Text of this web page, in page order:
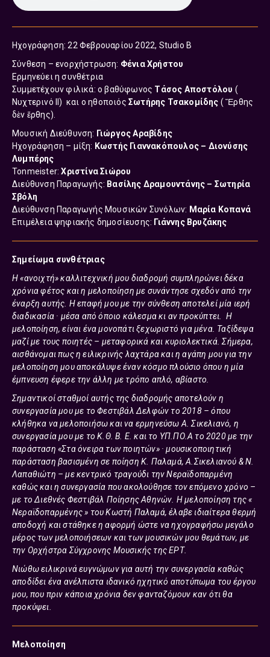
Ηχογράφηση: 22 Φεβρουαρίου 2022, Studio Β
Σύνθεση – ενορχήστρωση: Φένια Χρήστου
Ερμηνεύει η συνθέτρια
Συμμετέχουν φιλικά: o βαθύφωνος Τάσος Αποστόλου (
Νυχτερινό ΙΙ) και ο ηθοποιός Σωτήρης Τσακομίδης ( Ἔρθης
δὲν ἔρθης).
Μουσική Διεύθυνση: Γιώργος Αραβίδης
Ηχογράφηση – μίξη: Κωστής Γιαννακόπουλος – Διονύσης
Λυμπέρης
Tonmeister: Χριστίνα Σιώρου
Διεύθυνση Παραγωγής: Βασίλης Δραμουντάνης – Σωτηρία
Σβόλη
Διεύθυνση Παραγωγής Μουσικών Συνόλων: Μαρία Κοπανά
Επιμέλεια ψηφιακής δημοσίευσης: Γιάννης Βρυζάκης
Σημείωμα συνθέτριας
Η «ανοιχτή» καλλιτεχνική μου διαδρομή συμπληρώνει δέκα
χρόνια φέτος και η μελοποίηση με συνάντησε σχεδόν από την
έναρξη αυτής. Η επαφή μου με την σύνθεση αποτελεί μία ιερή
διαδικασία · μέσα από όποιο κάλεσμα κι αν προκύπτει. Η
μελοποίηση, είναι ένα μονοπάτι ξεχωριστό για μένα. Ταξίδεψα
μαζί με τους ποιητές – μεταφορικά και κυριολεκτικά. Σήμερα,
αισθάνομαι πως η ειλικρινής λαχτάρα και η αγάπη μου για την
μελοποίηση μου αποκάλυψε έναν κόσμο πλούσιο όπου η μία
έμπνευση έφερε την άλλη με τρόπο απλό, αβίαστο.
Σημαντικοί σταθμοί αυτής της διαδρομής αποτελούν η
συνεργασία μου με το Φεστιβάλ Δελφών το 2018 – όπου
κλήθηκα να μελοποιήσω και να ερμηνεύσω Α. Σικελιανό, η
συνεργασία μου με το Κ.Θ. Β. Ε. και το ΥΠ.ΠΟ.Α το 2020 με την
παράσταση «Στα όνειρα των ποιητών» · μουσικοποιητική
παράσταση βασισμένη σε ποίηση Κ. Παλαμά, Α.Σικελιανού & Ν.
Λαπαθιώτη – με κεντρικό τραγούδι τηνΝεραϊδοπαρμένη
καθώς και η συνεργασία που ακολούθησε τον επόμενο χρόνο –
με το Διεθνές Φεστιβάλ Ποίησης Αθηνών. Η μελοποίηση της «
Νεραϊδοπαρμένης » του Κωστή Παλαμά, έλαβε ιδιαίτερα θερμή
αποδοχή και στάθηκε η αφορμή ώστε να ηχογραφήσω μεγάλο
μέρος των μελοποιήσεων και των μουσικών μου θεμάτων, με
την Ορχήστρα Σύγχρονης Μουσικής της ΕΡΤ.
Νιώθω ειλικρινά ευγνώμων για αυτή την συνεργασία καθώς
αποδίδει ένα ανέλπιστα ιδανικό ηχητικό αποτύπωμα του έργου
μου, που πριν κάποια χρόνια δεν φανταζόμουν καν ότι θα
προκύψει.
Μελοποίηση